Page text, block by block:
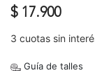
$ 17.900
3 cuotas sin
Guía de talles